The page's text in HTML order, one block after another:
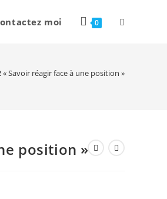
moi 0
« Savoir réagir face à une position »
position »